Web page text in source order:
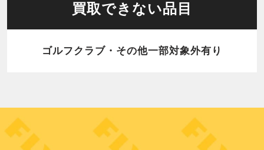
買取できない品目
ゴルフクラブ・その他一部対象外有り